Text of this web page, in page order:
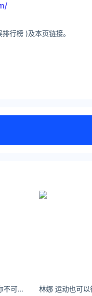
行榜 )及本页链接。
晕崽Zz 与其说你美好，不如说你不可重复。 林娜 运动也可